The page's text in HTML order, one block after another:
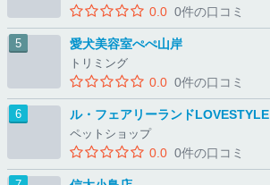
0.0 0件の口コミ
愛犬美容室ぺぺ山岸
トリミング
0.0 0件の口コミ
ル・フェアリーランドLOVESTYLE
ペットショップ
0.0 0件の口コミ